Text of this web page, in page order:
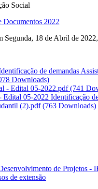
Social
Documentos 2022
Segunda, 18 de Abril de
de demandas
Downloads)
- Edital 05-2022.pdf(741
Edital 05-2022 Identificação
(2).pdf(763 Downloads)
de Projetos -
de extensão